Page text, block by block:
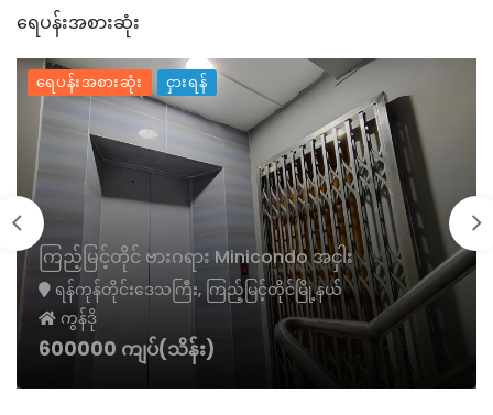
ရေပန်းအစားဆုံး
ရေပန်းအစားဆုံး ငှားရန်
ကြည့်မြင့်တိုင် ဗားဂရား Minicondo အငှါး
ရန်ကုန်တိုင်းဒေသကြီး, ကြည့်မြင့်တိုင်မြို့နယ်
ကွန်ဒို
600000 ကျပ်(သိန်း)